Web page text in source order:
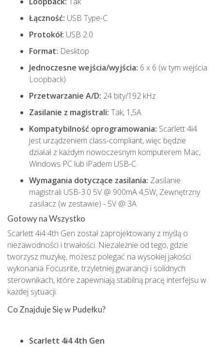
Łączność: USB Type-C
Protokół: USB 2.0
Format: Desktop
Jednoczesne wejścia/wyjścia: 6 x 6 (w tym wejścia
Loopback)
Przetwarzanie A/D: 24 bity/192 kHz
Zasilanie z magistrali: Tak, 1,5A
Kompatybilność oprogramowania: Scarlett 4i4
jest urządzeniem class-compliant, więc będzie
działał z każdym nowoczesnym komputerem Mac,
Windows PC lub iPadem USB-C.
Wymagania dotyczące zasilania: Zasilanie
magistrali USB-3.0 5V @ 900mA 4,5W, Zewnętrzny
zasilacz (w zestawie) - 5V @ 3A
Gotowy na Wszystko
Scarlett 4i4 4th Gen został zaprojektowany z myślą o
niezawodności i trwałości. Niezależnie od tego, gdzie
tworzysz muzykę, możesz polegać na wysokiej jakości
wykonania Focusrite, trzyletniej gwarancji i solidnych
sterownikach, które zapewniają stabilną pracę interfejsu w
każdej sytuacji.
Co Znajduje Się w Pudełku?
Scarlett 4i4 4th Gen